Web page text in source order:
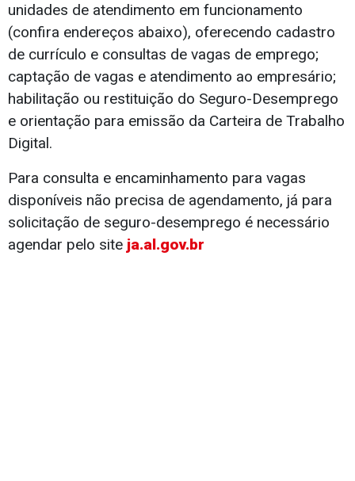
unidades de atendimento em funcionamento
(confira endereços abaixo), oferecendo cadastro
de currículo e consultas de vagas de emprego;
captação de vagas e atendimento ao empresário;
habilitação ou restituição do Seguro-Desemprego
e orientação para emissão da Carteira de Trabalho
Digital.
Para consulta e encaminhamento para vagas
disponíveis não precisa de agendamento, já para
solicitação de seguro-desemprego é necessário
agendar pelo site ja.al.gov.br